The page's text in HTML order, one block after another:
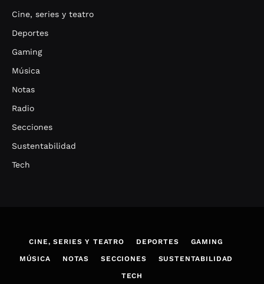
Cine, series y teatro
Deportes
Gaming
Música
Notas
Radio
Secciones
Sustentabilidad
Tech
CINE, SERIES Y TEATRO DEPORTES GAMING
MÚSICA NOTAS SECCIONES SUSTENTABILIDAD
TECH